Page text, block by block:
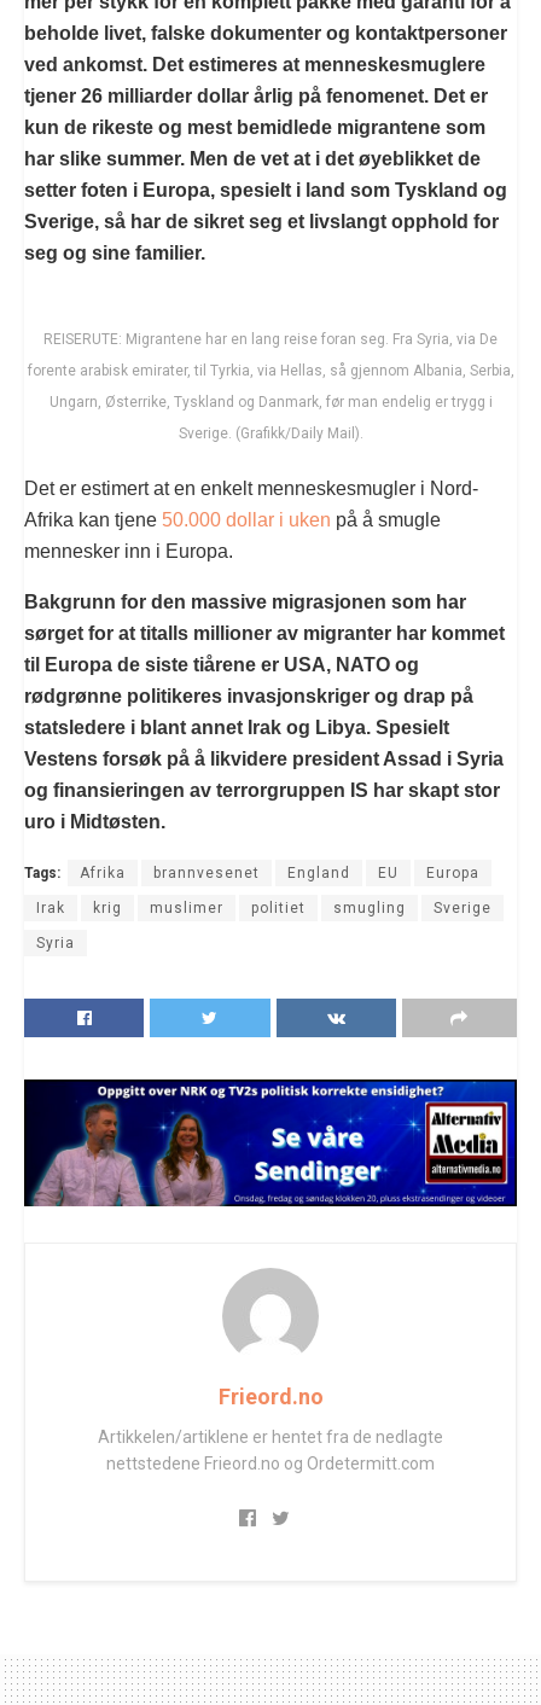
beholde livet, falske dokumenter og kontaktpersoner
ved ankomst. Det estimeres at menneskesmuglere
tjener 26 milliarder dollar årlig på fenomenet. Det er
kun de rikeste og mest bemidlede migrantene som
har slike summer. Men de vet at i det øyeblikket de
setter foten i Europa, spesielt i land som Tyskland og
Sverige, så har de sikret seg et livslangt opphold for
seg og sine familier.
REISERUTE: Migrantene har en lang reise foran seg. Fra Syria, via De
forente arabisk emirater, til Tyrkia, via Hellas, så gjennom Albania, Serbia,
Ungarn, Østerrike, Tyskland og Danmark, før man endelig er trygg i
Sverige. (Grafikk/Daily Mail).
Det er estimert at en enkelt menneskesmugler i Nord-
Afrika kan tjene 50.000 dollar i uken på å smugle
mennesker inn i Europa.
Bakgrunn for den massive migrasjonen som har
sørget for at titalls millioner av migranter har kommet
til Europa de siste tiårene er USA, NATO og
rødgrønne politikeres invasjonskriger og drap på
statsledere i blant annet Irak og Libya. Spesielt
Vestens forsøk på å likvidere president Assad i Syria
og finansieringen av terrorgruppen IS har skapt stor
uro i Midtøsten.
Tags: Afrika brannvesenet England EU Europa
Irak krig muslimer politiet smugling Sverige
Syria
Frieord.no
Artikkelen/artiklene er hentet fra de nedlagte
nettstedene Frieord.no og Ordetermitt.com